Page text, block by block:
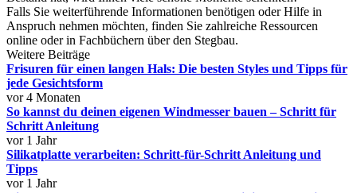
Falls Sie weiterführende Informationen benötigen oder Hilfe in
Anspruch nehmen möchten, finden Sie zahlreiche Ressourcen
online oder in Fachbüchern über den Stegbau.
Weitere Beiträge
Frisuren für einen langen Hals: Die besten Styles und Tipps für
jede Gesichtsform
vor 4 Monaten
So kannst du deinen eigenen Windmesser bauen – Schritt für
Schritt Anleitung
vor 1 Jahr
Silikatplatte verarbeiten: Schritt-für-Schritt Anleitung und
Tipps
vor 1 Jahr